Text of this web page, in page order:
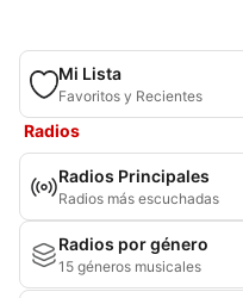
Mi Lista
Favoritos y Recientes
Radios
Radios Principales
Radios más escuchadas
Radios por género
15 géneros musicales